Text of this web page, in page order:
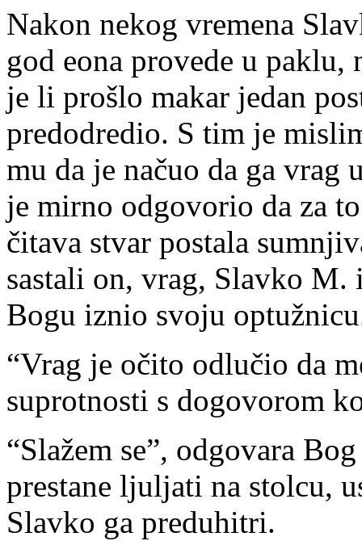
Nakon nekog vremena
god eona provede u
je li prošlo makar jedan
predodredio. S tim je
mu da je načuo da ga vrag
je mirno odgovorio da za
čitava stvar postala
sastali on, vrag, Slavko M.
Bogu iznio svoju
“Vrag je očito odlučio da
suprotnosti s dogovorom
“Slažem se”, odgovara
prestane ljuljati na stolcu,
Slavko ga preduhitri.